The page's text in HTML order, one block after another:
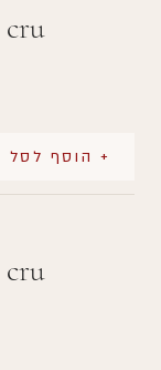
cru
+ הוסף לסל
cru